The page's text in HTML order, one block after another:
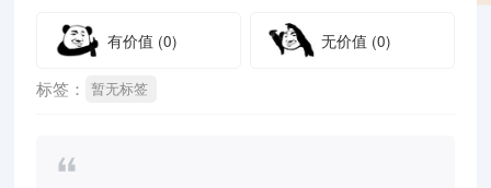
有价值 (0) 无价值 (0)
标签： 暂无标签